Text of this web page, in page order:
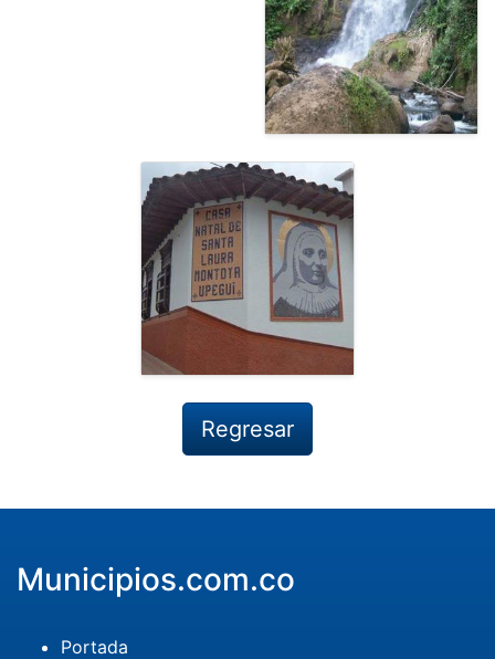
Regresar
Municipios.com.co
Portada